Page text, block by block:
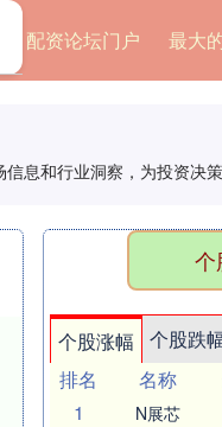
配资论坛门户 最大
息和行业洞察，为投资决策
个
个股涨幅 个股跌
排名
名称
1
N展芯